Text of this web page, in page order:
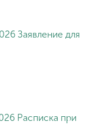
Заявление для
Расписка при